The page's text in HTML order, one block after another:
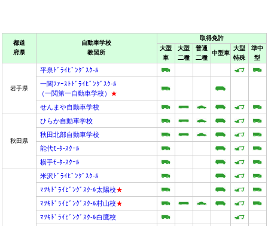
都道
府県
自動車学校
教習所
取得免許
大型
車
大型
二種
普通
二種
中型車
大型
特殊
準中
型
岩手県
平泉ﾄﾞﾗｲﾋﾞﾝｸﾞｽｸ-ﾙ
一関ﾌｧｰｽﾄﾄﾞﾗｲﾋﾞﾝｸﾞｽｸ-ﾙ
（一関第一自動車学校）
★
せんまや自動車学校
秋田県
ひらか自動車学校
秋田北部自動車学校
能代ﾓ-ﾀ-ｽｸｰﾙ
横手ﾓ-ﾀ-ｽｸｰﾙ
米沢ﾄﾞﾗｲﾋﾞﾝｸﾞｽｸ-ﾙ
ﾏﾂｷﾄﾞﾗｲﾋﾞﾝｸﾞｽｸ-ﾙ太陽校★
ﾏﾂｷﾄﾞﾗｲﾋﾞﾝｸﾞｽｸ-ﾙ村山校★
ﾏﾂｷﾄﾞﾗｲﾋﾞﾝｸﾞｽｸ-ﾙ白鷹校